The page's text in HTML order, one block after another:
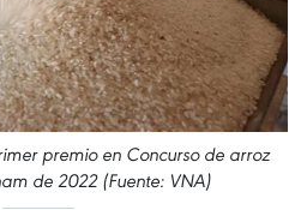
premio en Concurso de arroz
de 2022 (Fuente: VNA)